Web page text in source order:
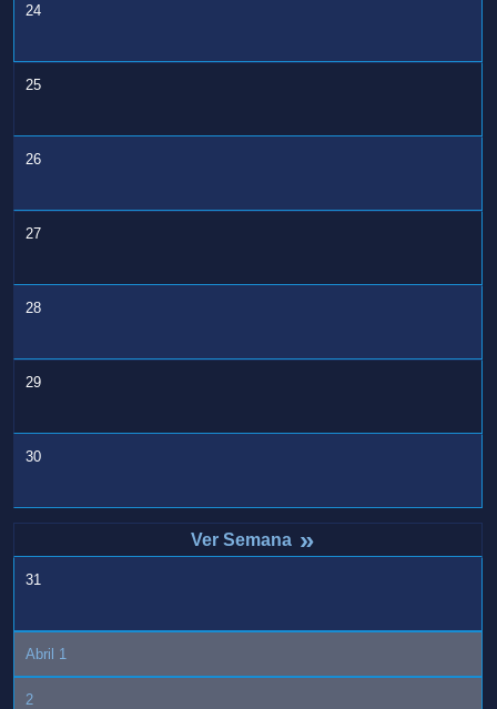
24
25
26
27
28
29
30
»
31
Abril 1
2